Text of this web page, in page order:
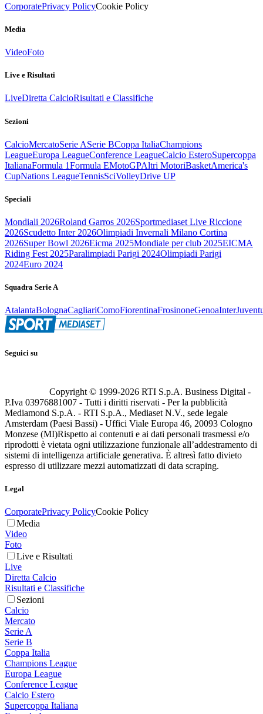
CorporatePrivacy PolicyCookie Policy
Media
VideoFoto
Live e Risultati
LiveDiretta CalcioRisultati e Classifiche
Sezioni
CalcioMercatoSerie ASerie BCoppa ItaliaChampions
LeagueEuropa LeagueConference LeagueCalcio EsteroSupercoppa
ItalianaFormula 1Formula EMotoGPAltri MotoriBasketAmerica's
CupNations LeagueTennisSciVolleyDrive UP
Speciali
Mondiali 2026Roland Garros 2026Sportmediaset Live Riccione
2026Scudetto Inter 2026Olimpiadi Invernali Milano Cortina
2026Super Bowl 2026Eicma 2025Mondiale per club 2025EICMA
Riding Fest 2025Paralimpiadi Parigi 2024Olimpiadi Parigi
2024Euro 2024
Squadra Serie A
AtalantaBolognaCagliariComoFiorentinaFrosinoneGenoaInter
Seguici su
Copyright © 1999-2026 RTI S.p.A. Business Digital -
P.Iva 03976881007 - Tutti i diritti riservati - Per la pubblicità
Mediamond S.p.A. - RTI S.p.A., Mediaset N.V., sede legale
Amsterdam (Paesi Bassi) - Uffici Viale Europa 46, 20093 Cologno
Monzese (MI)Rispetto ai contenuti e ai dati personali trasmessi e/o
riprodotti è vietata ogni utilizzazione funzionale all’addestramento di
sistemi di intelligenza artificiale generativa. È altresì fatto divieto
espresso di utilizzare mezzi automatizzati di data scraping.
Legal
CorporatePrivacy PolicyCookie Policy
Media
Video
Foto
Live e Risultati
Live
Diretta Calcio
Risultati e Classifiche
Sezioni
Calcio
Mercato
Serie A
Serie B
Coppa Italia
Champions League
Europa League
Conference League
Calcio Estero
Supercoppa Italiana